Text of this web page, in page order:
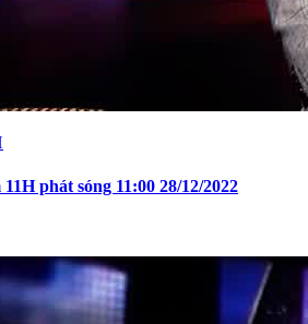
phát sóng 11:00 28/12/2022